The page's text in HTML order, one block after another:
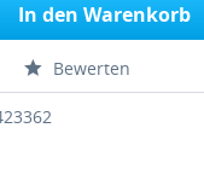
In den Warenkorb
Bewerten